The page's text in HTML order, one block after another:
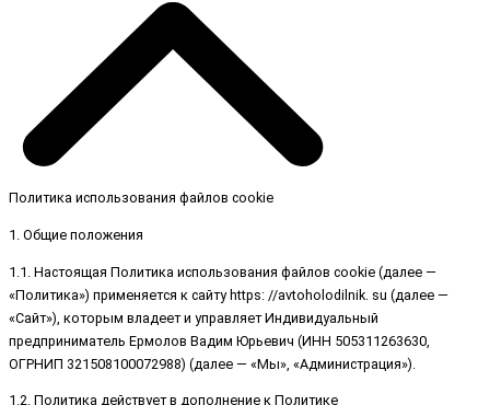
Политика использования файлов cookie
1. Общие положения
1.1. Настоящая Политика использования файлов cookie (далее —
«Политика») применяется к сайту https: //avtoholodilnik. su (далее —
«Сайт»), которым владеет и управляет Индивидуальный
предприниматель Ермолов Вадим Юрьевич (ИНН 505311263630,
ОГРНИП 321508100072988) (далее — «Мы», «Администрация»).
1.2. Политика действует в дополнение к Политике